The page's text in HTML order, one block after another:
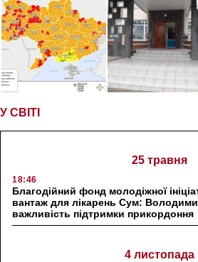
У СВІТІ
25 травня
18:46
Благодійний фонд молодіжної
вантаж для лікарень Сум:
важливість підтримки прикордоння
4 листопада